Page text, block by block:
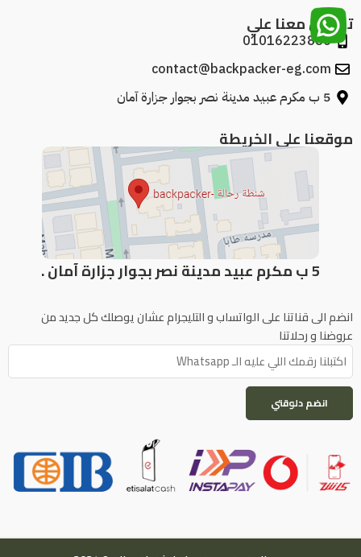
تواصل معنا علي
01016223886
contact@backpacker-eg.com
5 ب مكرم عبيد مدينة نصر بجوار جزارة آمان
موقعنا علي الخريطة
5 ب مكرم عبيد مدينة نصر بجوار جزارة آمان .
انضم الى قناتنا على الواتساب و التليجرام عشان يوصلك كل جديد من
عروضنا و رحلاتنا